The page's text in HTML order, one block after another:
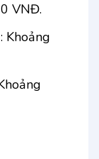
VNĐ.
Khoảng